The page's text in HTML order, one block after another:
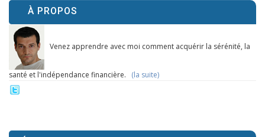
À PROPOS
Venez apprendre avec moi comment acquérir la sérénité, la
santé et l'indépendance financière. (la suite)